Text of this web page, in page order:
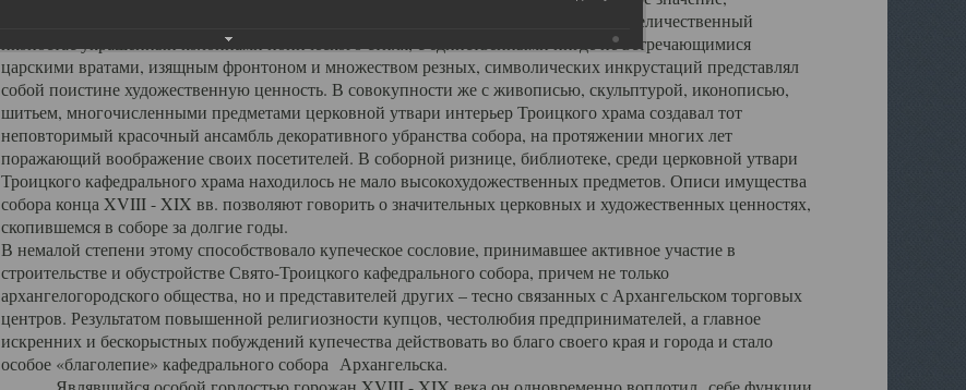
заслуженно выделяя из многочисленных культовых построек города. Обширный и величественный
иконостас украшенный колоннами ионического стиля, с единственными нигде не встречающимися
царскими вратами, изящным фронтоном и множеством резных, символических инкрустаций представлял
собой поистине художественную ценность. В совокупности же с живописью, скульптурой, иконописью,
шитьем, многочисленными предметами церковной утвари интерьер Троицкого храма создавал тот
неповторимый красочный ансамбль декоративного убранства собора, на протяжении многих лет
поражающий воображение своих посетителей. В соборной ризнице, библиотеке, среди церковной утвари
Троицкого кафедрального храма находилось не мало высокохудожественных предметов. Описи имущества
собора конца XVIII - XIX вв. позволяют говорить о значительных церковных и художественных ценностях,
скопившемся в соборе за долгие годы.
В немалой степени этому способствовало купеческое сословие, принимавшее активное участие в
строительстве и обустройстве Свято-Троицкого кафедрального собора, причем не только
архангелогородского общества, но и представителей других – тесно связанных с Архангельском торговых
центров. Результатом повышенной религиозности купцов, честолюбия предпринимателей, а главное
искренних и бескорыстных побуждений купечества действовать во благо своего края и города и стало
особое «благолепие» кафедрального собора Архангельска.